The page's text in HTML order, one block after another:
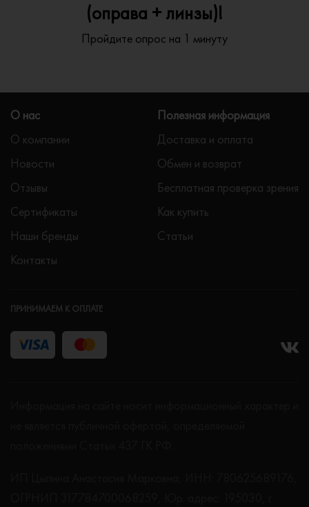
(оправа + линзы)!
Пройдите опрос на 1 минуту
О нас
О компании
Новости
Отзывы
Сертификаты
Наши бренды
Контакты
Полезная информация
Доставка и оплата
Обмен и возврат
Бесплатная проверка зрения
Как купить
Статьи
ПРИНИМАЕМ К ОПЛАТЕ